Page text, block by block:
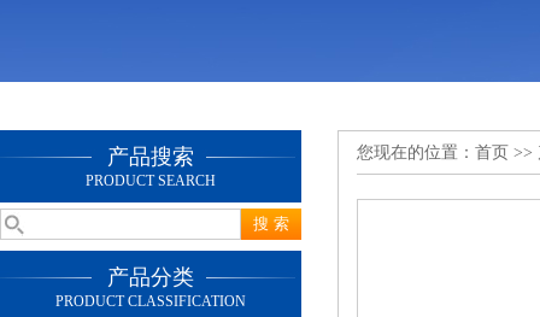
产品搜索
PRODUCT SEARCH
产品分类
PRODUCT CLASSIFICATION
您现在的位置： 首页 >>